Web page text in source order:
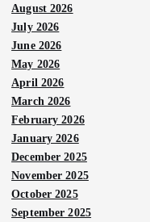
August 2026
July 2026
June 2026
May 2026
April 2026
March 2026
February 2026
January 2026
December 2025
November 2025
October 2025
September 2025